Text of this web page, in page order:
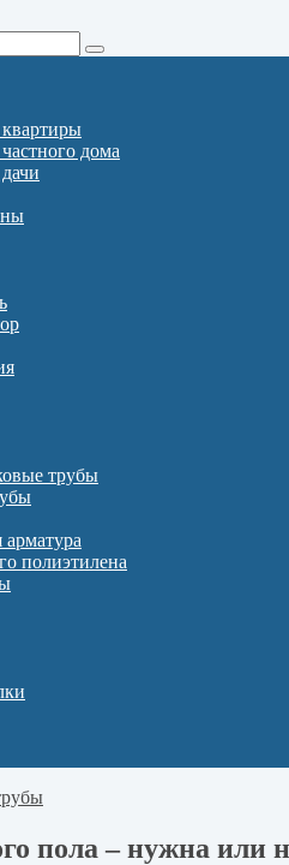
дома
трубы
полиэтилена
пола – нужна или